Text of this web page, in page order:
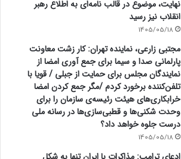
نهایت، موضوع در قالب نامه‌ای به اطلاع رهبر
انقلاب نیز رسید
1405/05/18
مجتبی زارعی، نماینده تهران: کار زشت معاونت
پارلمانی صدا و سیما برای جمع آوری امضا از
نمایندگان مجلس برای حمایت از جبلی / قویا با
تلفن‌کننده برخورد کردم /مگر جمع کردن امضا
خرابکاری‌های هیئت رئیسه‌ی سازمان را برای
وحدت شکنی‌ها و قطبی‌سازی‌ها در رسانه ملی
درست جلوه خواهد داد؟
1405/05/18
ادعای ترامپ: مذاکرات با ایران تنها به شکل